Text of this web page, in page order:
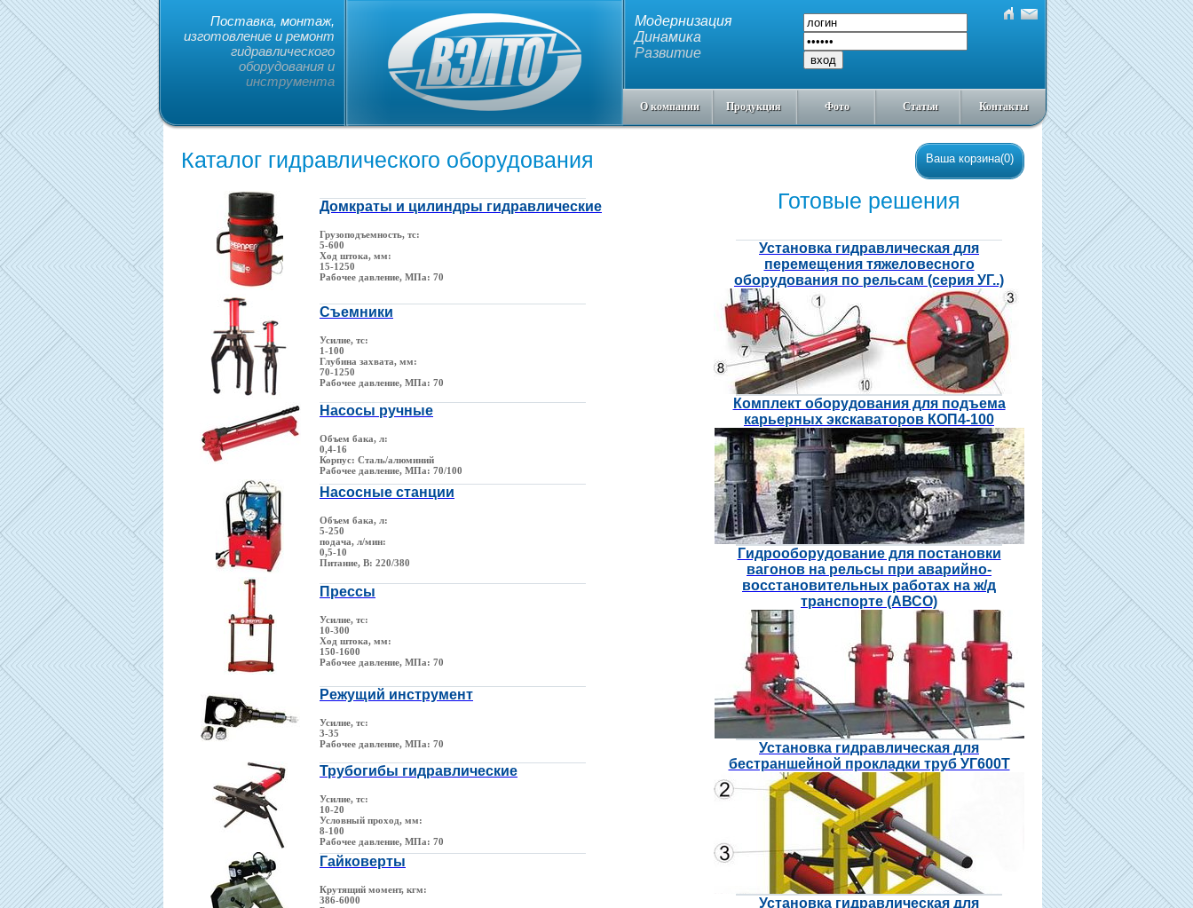
Поставка, монтаж,
изготовление и ремонт
гидравлического
оборудования и
инструмента
Модернизация
Динамика
Развитие
О компании Продукция Фото Статьи Контакты
Каталог гидравлического оборудования Ваша корзина(0)
Готовые решения
Установка гидравлическая для
перемещения тяжеловесного
оборудования по рельсам (серия УГ..)
Комплект оборудования для подъема
карьерных экскаваторов КОП4-100
Гидрооборудование для постановки
вагонов на рельсы при аварийно-
восстановительных работах на ж/д
транспорте (АВСО)
Установка гидравлическая для
бестраншейной прокладки труб УГ600Т
Установка гидравлическая для
Домкраты и цилиндры гидравлические
Грузоподъемность, тс:
5-600
Ход штока, мм:
15-1250
Рабочее давление, МПа: 70
Съемники
Усилие, тс:
1-100
Глубина захвата, мм:
70-1250
Рабочее давление, МПа: 70
Насосы ручные
Объем бака, л:
0,4-16
Корпус: Сталь/алюминий
Рабочее давление, МПа: 70/100
Насосные станции
Объем бака, л:
5-250
подача, л/мин:
0,5-10
Питание, В: 220/380
Прессы
Усилие, тс:
10-300
Ход штока, мм:
150-1600
Рабочее давление, МПа: 70
Режущий инструмент
Усилие, тс:
3-35
Рабочее давление, МПа: 70
Трубогибы гидравлические
Усилие, тс:
10-20
Условный проход, мм:
8-100
Рабочее давление, МПа: 70
Гайковерты
Крутящий момент, кгм:
386-6000